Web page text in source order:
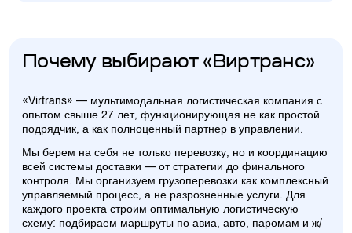
Почему выбирают «Виртранс»
«Virtrans» — мультимодальная логистическая компания с
опытом свыше 27 лет, функционирующая не как простой
подрядчик, а как полноценный партнер в управлении.
Мы берем на себя не только перевозку, но и координацию
всей системы доставки — от стратегии до финального
контроля. Мы организуем грузоперевозки как комплексный
управляемый процесс, а не разрозненные услуги. Для
каждого проекта строим оптимальную логистическую
схему: подбираем маршруты по авиа, авто, паромам и ж/